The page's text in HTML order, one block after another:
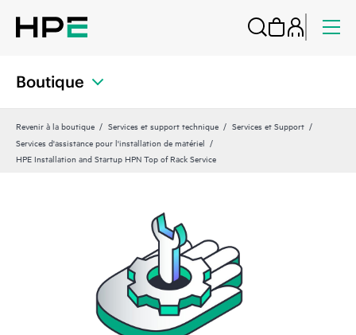
Boutique
Revenir à la boutique Services et support technique
Services et Support
Services d'assistance pour l'installation de matériel
HPE Installation and Startup HPN Top of Rack Service